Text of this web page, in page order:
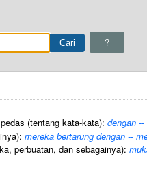
?
(tentang kata-kata): dengan
mereka bertarung dengan --
perbuatan, dan sebagainya):